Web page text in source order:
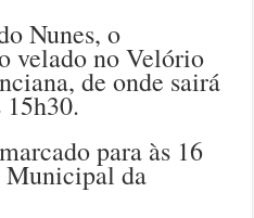
Nunes, o
velado no Velório
de onde sairá
para às 16
Municipal da